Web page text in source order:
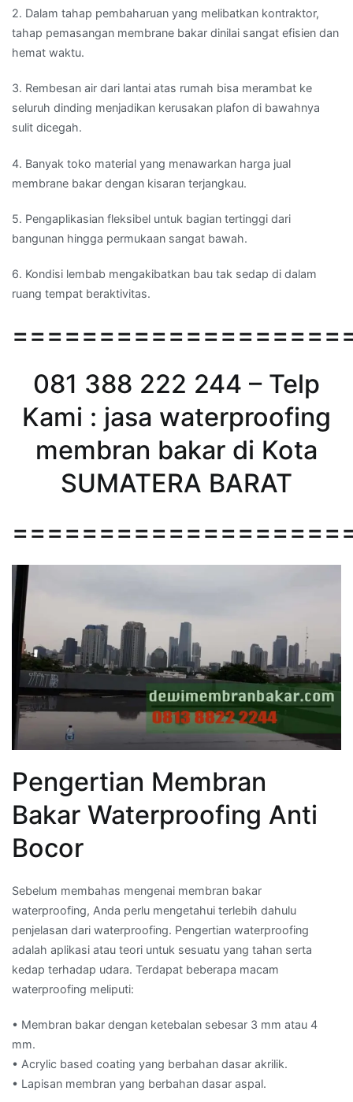
2. Dalam tahap pembaharuan yang melibatkan kontraktor,
tahap pemasangan membrane bakar dinilai sangat efisien dan
hemat waktu.
3. Rembesan air dari lantai atas rumah bisa merambat ke
seluruh dinding menjadikan kerusakan plafon di bawahnya
sulit dicegah.
4. Banyak toko material yang menawarkan harga jual
membrane bakar dengan kisaran terjangkau.
5. Pengaplikasian fleksibel untuk bagian tertinggi dari
bangunan hingga permukaan sangat bawah.
6. Kondisi lembab mengakibatkan bau tak sedap di dalam
ruang tempat beraktivitas.
081 388 222 244 – Telp
Kami : jasa waterproofing
membran bakar di Kota
SUMATERA BARAT
Pengertian Membran
Bakar Waterproofing Anti
Bocor
Sebelum membahas mengenai membran bakar
waterproofing, Anda perlu mengetahui terlebih dahulu
penjelasan dari waterproofing. Pengertian waterproofing
adalah aplikasi atau teori untuk sesuatu yang tahan serta
kedap terhadap udara. Terdapat beberapa macam
waterproofing meliputi:
• Membran bakar dengan ketebalan sebesar 3 mm atau 4
mm.
• Acrylic based coating yang berbahan dasar akrilik.
• Lapisan membran yang berbahan dasar aspal.